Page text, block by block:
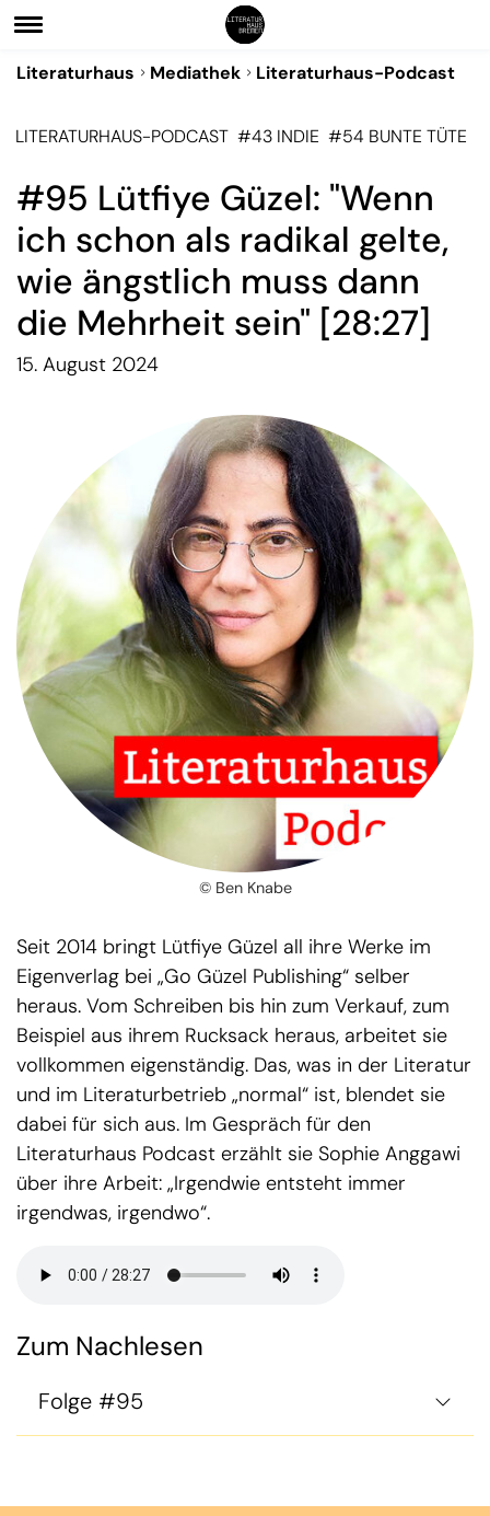
Literaturhaus Mediathek Literaturhaus-Podcast
LITERATURHAUS-PODCAST #43 INDIE #54 BUNTE TÜTE
#95 Lütfiye Güzel: "Wenn
ich schon als radikal gelte,
wie ängstlich muss dann
die Mehrheit sein" [28:27]
15. August 2024
© Ben Knabe
Seit 2014 bringt Lütfiye Güzel all ihre Werke im
Eigenverlag bei „Go Güzel Publishing“ selber
heraus. Vom Schreiben bis hin zum Verkauf, zum
Beispiel aus ihrem Rucksack heraus, arbeitet sie
vollkommen eigenständig. Das, was in der Literatur
und im Literaturbetrieb „normal“ ist, blendet sie
dabei für sich aus. Im Gespräch für den
Literaturhaus Podcast erzählt sie Sophie Anggawi
über ihre Arbeit: „Irgendwie entsteht immer
irgendwas, irgendwo“.
Zum Nachlesen
Folge #95